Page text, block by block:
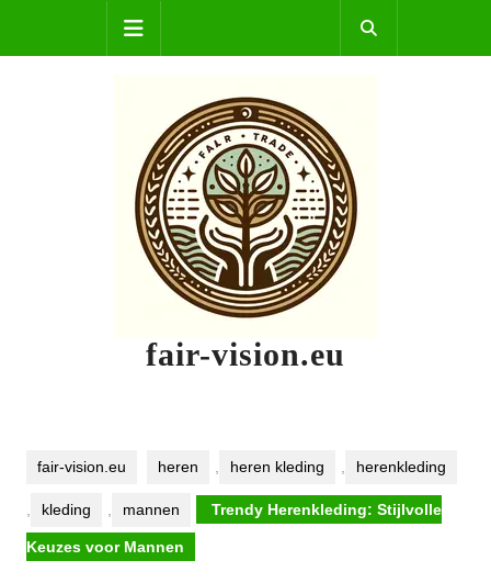
content
fair-vision.eu
fair-vision.eu heren heren kleding herenkleding
kleding mannen Trendy Herenkleding: Stijlvolle
Keuzes voor Mannen